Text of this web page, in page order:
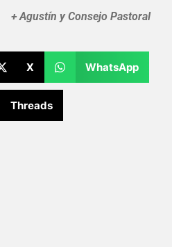
Pastoral
X WhatsApp
Threads